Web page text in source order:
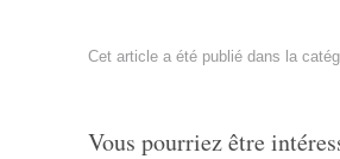
Cet article a été publié dans la
Vous pourriez être